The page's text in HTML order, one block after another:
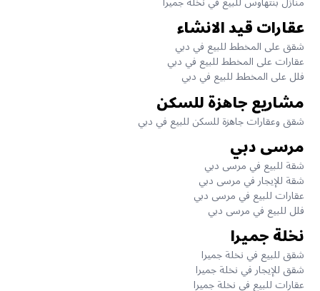
عقارات قيد الانشاء
شقق على المخطط للبيع في دبي
عقارات على المخطط للبيع في دبي
فلل على المخطط للبيع في دبي
مشاريع جاهزة للسكن
شقق وعقارات جاهزة للسكن للبيع في دبي
مرسى دبي
شقة للبيع في مرسى دبي
شقة للإيجار في مرسى دبي
عقارات للبيع في مرسى دبي
فلل للبيع في مرسى دبي
نخلة جميرا
شقق للبيع في نخلة جميرا
شقق للإيجار في نخلة جميرا
عقارات للبيع في نخلة جميرا